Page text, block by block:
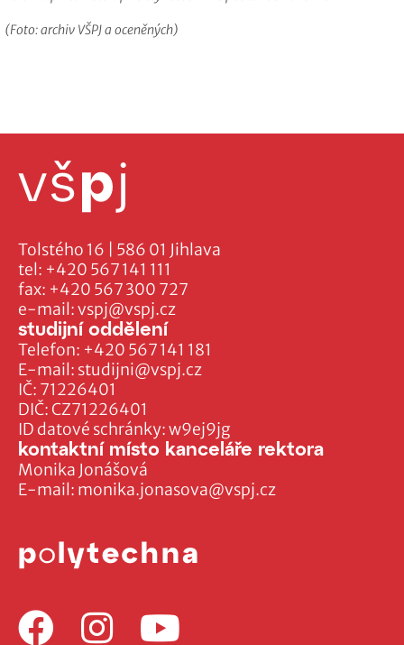
(Foto: archiv VŠPJ a oceněných)
Tolstého 16 | 586 01 Jihlava
tel: +420 567 141 111
fax: +420 567 300 727
e-mail:vspj@vspj.cz
IČ: 71226401
DIČ: CZ71226401
ID datové schránky: w9ej9jg
studijní oddělení
Telefon: +420 567 141 181
E-mail: studijni@vspj.cz
kontaktní místo kanceláře rektora
Monika Jonášová
E-mail: monika.jonasova@vspj.cz